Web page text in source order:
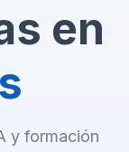
en
y formación